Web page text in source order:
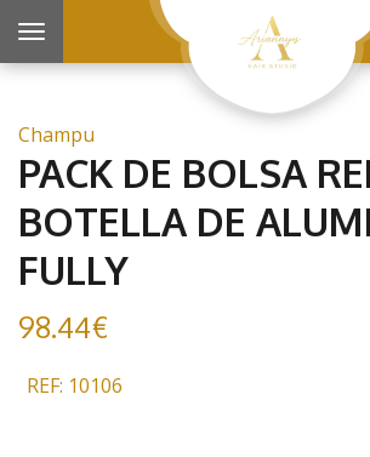
Toggle
navigation
Champu
PACK DE BOLSA
BOTELLA DE
FULLY
98.44€
REF: 10106